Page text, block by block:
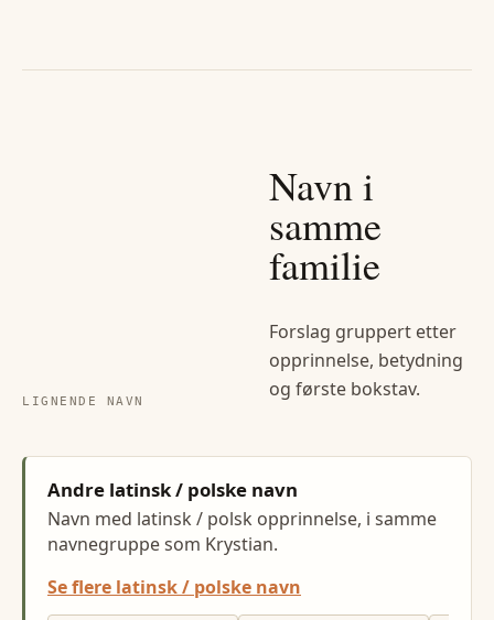
LIGNENDE NAVN
Navn i
samme
familie
Forslag gruppert etter
opprinnelse, betydning
og første bokstav.
Andre latinsk / polske navn
Navn med latinsk / polsk opprinnelse, i samme
navnegruppe som Krystian.
Se flere latinsk / polske navn